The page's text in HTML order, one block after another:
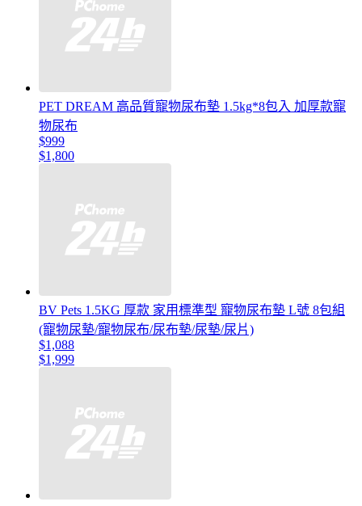
PET DREAM 高品質寵物尿布墊 1.5kg*8包入 加厚款寵
物尿布
$999
$1,800
BV Pets 1.5KG 厚款 家用標準型 寵物尿布墊 L號 8包組
(寵物尿墊/寵物尿布/尿布墊/尿墊/尿片)
$1,088
$1,999